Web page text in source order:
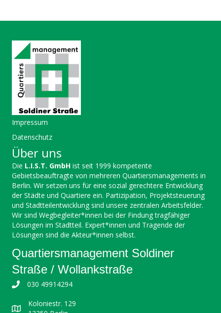
Impressum
Datenschutz
Über uns
Die L.I.S.T. GmbH ist seit 1999 kompetente
Gebietsbeauftragte von mehreren Quartiersmanagements in
Berlin. Wir setzen uns für eine sozial gerechtere Entwicklung
der Städte und Quartiere ein. Partizipation, Projektsteuerung
und Stadtteilentwicklung sind unsere zentralen Arbeitsfelder.
Wir sind Wegbegleiter*innen bei der Findung tragfähiger
Lösungen im Stadtteil. Expert*innen und Tragende der
Lösungen sind die Akteur*innen selbst.
Quartiersmanagement Soldiner
Straße / Wollankstraße
030 49914294
Koloniestr. 129